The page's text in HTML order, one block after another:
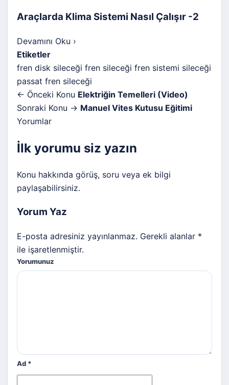
Araçlarda Klima Sistemi Nasıl Çalışır -2
Devamını Oku ›
Etiketler
fren disk sileceği fren sileceği fren sistemi sileceği
passat fren sileceği
← Önceki Konu Elektriğin Temelleri (Video)
Sonraki Konu → Manuel Vites Kutusu Eğitimi
Yorumlar
İlk yorumu siz yazın
Konu hakkında görüş, soru veya ek bilgi
paylaşabilirsiniz.
Yorum Yaz
E-posta adresiniz yayınlanmaz. Gerekli alanlar *
ile işaretlenmiştir.
Yorumunuz
Ad *